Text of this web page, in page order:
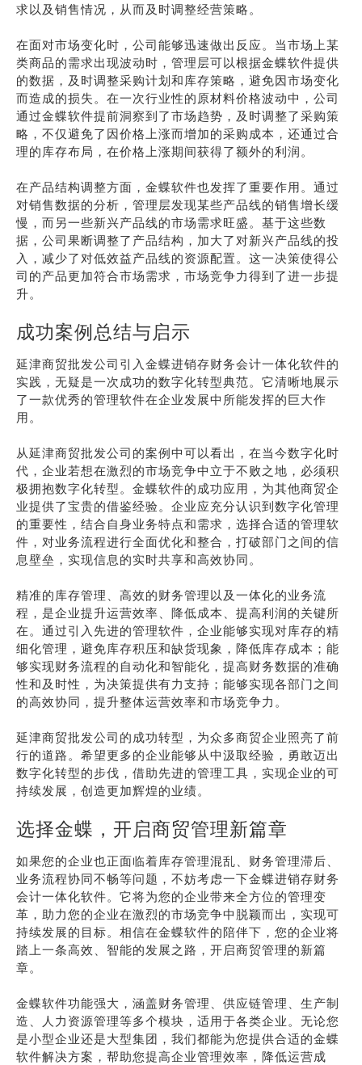
求以及销售情况，从而及时调整经营策略。
在面对市场变化时，公司能够迅速做出反应。当市场上某
类商品的需求出现波动时，管理层可以根据金蝶软件提供
的数据，及时调整采购计划和库存策略，避免因市场变化
而造成的损失。在一次行业性的原材料价格波动中，公司
通过金蝶软件提前洞察到了市场趋势，及时调整了采购策
略，不仅避免了因价格上涨而增加的采购成本，还通过合
理的库存布局，在价格上涨期间获得了额外的利润。
在产品结构调整方面，金蝶软件也发挥了重要作用。通过
对销售数据的分析，管理层发现某些产品线的销售增长缓
慢，而另一些新兴产品线的市场需求旺盛。基于这些数
据，公司果断调整了产品结构，加大了对新兴产品线的投
入，减少了对低效益产品线的资源配置。这一决策使得公
司的产品更加符合市场需求，市场竞争力得到了进一步提
升。
成功案例总结与启示
延津商贸批发公司引入金蝶进销存财务会计一体化软件的
实践，无疑是一次成功的数字化转型典范。它清晰地展示
了一款优秀的管理软件在企业发展中所能发挥的巨大作
用。
从延津商贸批发公司的案例中可以看出，在当今数字化时
代，企业若想在激烈的市场竞争中立于不败之地，必须积
极拥抱数字化转型。金蝶软件的成功应用，为其他商贸企
业提供了宝贵的借鉴经验。企业应充分认识到数字化管理
的重要性，结合自身业务特点和需求，选择合适的管理软
件，对业务流程进行全面优化和整合，打破部门之间的信
息壁垒，实现信息的实时共享和高效协同。
精准的库存管理、高效的财务管理以及一体化的业务流
程，是企业提升运营效率、降低成本、提高利润的关键所
在。通过引入先进的管理软件，企业能够实现对库存的精
细化管理，避免库存积压和缺货现象，降低库存成本；能
够实现财务流程的自动化和智能化，提高财务数据的准确
性和及时性，为决策提供有力支持；能够实现各部门之间
的高效协同，提升整体运营效率和市场竞争力。
延津商贸批发公司的成功转型，为众多商贸企业照亮了前
行的道路。希望更多的企业能够从中汲取经验，勇敢迈出
数字化转型的步伐，借助先进的管理工具，实现企业的可
持续发展，创造更加辉煌的业绩。
选择金蝶，开启商贸管理新篇章
如果您的企业也正面临着库存管理混乱、财务管理滞后、
业务流程协同不畅等问题，不妨考虑一下金蝶进销存财务
会计一体化软件。它将为您的企业带来全方位的管理变
革，助力您的企业在激烈的市场竞争中脱颖而出，实现可
持续发展的目标。相信在金蝶软件的陪伴下，您的企业将
踏上一条高效、智能的发展之路，开启商贸管理的新篇
章。
金蝶软件功能强大，涵盖财务管理、供应链管理、生产制
造、人力资源管理等多个模块，适用于各类企业。无论您
是小型企业还是大型集团，我们都能为您提供合适的金蝶
软件解决方案，帮助您提高企业管理效率，降低运营成